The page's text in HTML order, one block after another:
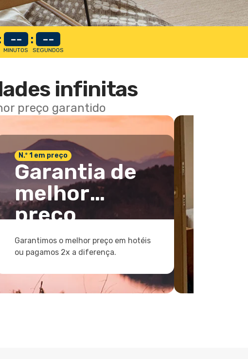
--
MINUTOS
: --
SEGUNDOS
infinitas
preço garantido
N.º 1 em preço
Garantia de
melhor
preço
Garantimos o melhor preço em hotéis
ou pagamos 2x a diferença.